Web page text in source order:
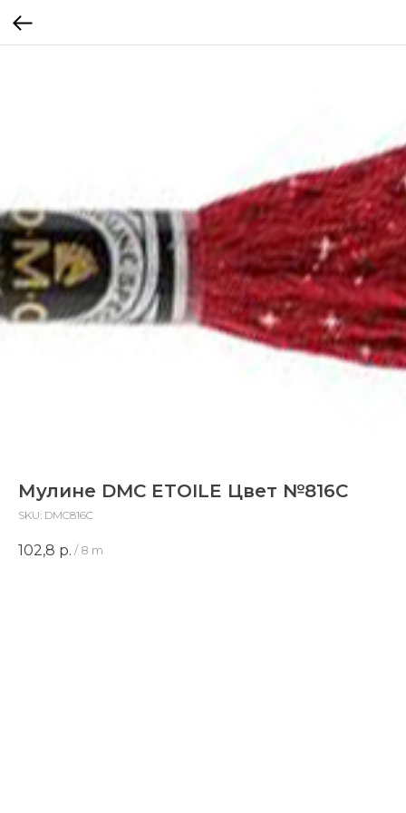
Мулине DMC ETOILE Цвет №816C
SKU: DMC816C
102,8 р. / 8 m